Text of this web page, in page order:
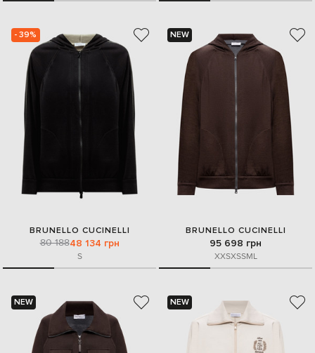
- 39%
BRUNELLO CUCINELLI
80 18848 134 грн
S
NEW
BRUNELLO CUCINELLI
95 698 грн
XXSXSSML
NEW NEW